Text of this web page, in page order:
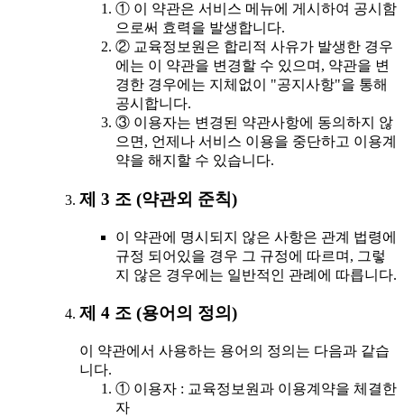
① 이 약관은 서비스 메뉴에 게시하여 공시함
으로써 효력을 발생합니다.
② 교육정보원은 합리적 사유가 발생한 경우
에는 이 약관을 변경할 수 있으며, 약관을 변
경한 경우에는 지체없이 "공지사항"을 통해
공시합니다.
③ 이용자는 변경된 약관사항에 동의하지 않
으면, 언제나 서비스 이용을 중단하고 이용계
약을 해지할 수 있습니다.
제 3 조 (약관외 준칙)
이 약관에 명시되지 않은 사항은 관계 법령에
규정 되어있을 경우 그 규정에 따르며, 그렇
지 않은 경우에는 일반적인 관례에 따릅니다.
제 4 조 (용어의 정의)
이 약관에서 사용하는 용어의 정의는 다음과 같습
니다.
① 이용자 : 교육정보원과 이용계약을 체결한
자